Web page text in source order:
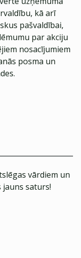
kā arī
pašvaldībai,
par akciju
nosacījumiem
posma un
vārdiem un
jauns saturs!